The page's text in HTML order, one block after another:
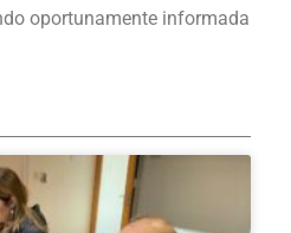
oportunamente informada